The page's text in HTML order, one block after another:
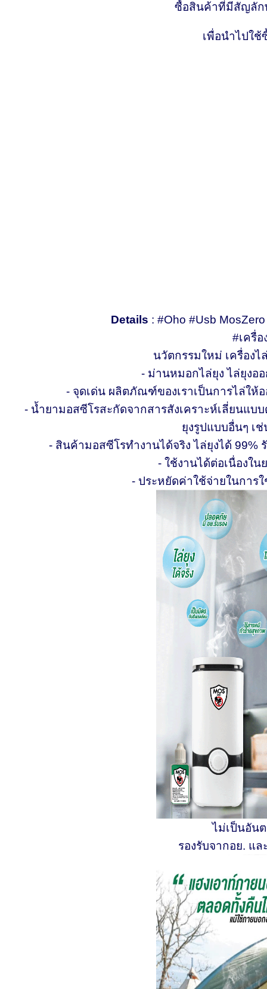
ซื้อสินค้าที่มีสัญลัก
เพื่อนำไปใ
Details : #Oho #Usb
#เครื่อ
นวัตกรรมใหม่ เครื่องไ
- ม่านหมอกไล่ยุง ไล่ยุงอ
- จุดเด่น ผลิตภัณฑ์ของเราเป็นการไล่ให้
- น้ำยามอสซีโรสะกัดจากสารสังเคราะห์เลี่ยนแ
ยุงรูปแบบอื่นๆ เ
- สินค้ามอสซีโรทำงานได้จริง ไล่ยุงได้
- ใช้งานได้ต่อเนื่องใ
- ประหยัดค่าใช้จ่ายในการ
ไม่เป็นอัน
รองรับจากอย. แ